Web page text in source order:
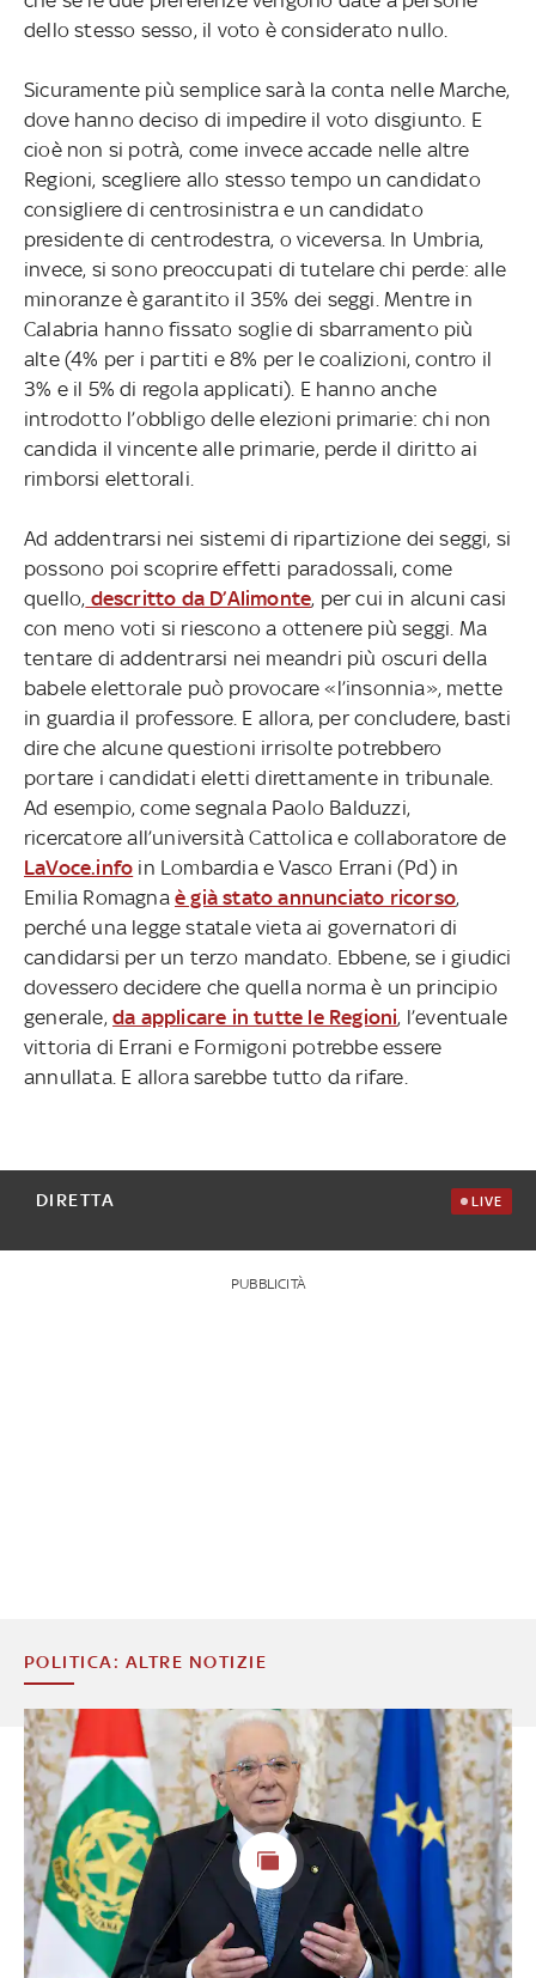
dello stesso sesso, il voto è considerato nullo.
Sicuramente più semplice sarà la conta nelle Marche,
dove hanno deciso di impedire il voto disgiunto. E
cioè non si potrà, come invece accade nelle altre
Regioni, scegliere allo stesso tempo un candidato
consigliere di centrosinistra e un candidato
presidente di centrodestra, o viceversa. In Umbria,
invece, si sono preoccupati di tutelare chi perde: alle
minoranze è garantito il 35% dei seggi. Mentre in
Calabria hanno fissato soglie di sbarramento più
alte (4% per i partiti e 8% per le coalizioni, contro il
3% e il 5% di regola applicati). E hanno anche
introdotto l’obbligo delle elezioni primarie: chi non
candida il vincente alle primarie, perde il diritto ai
rimborsi elettorali.
Ad addentrarsi nei sistemi di ripartizione dei seggi, si
possono poi scoprire effetti paradossali, come
quello, descritto da D’Alimonte, per cui in alcuni casi
con meno voti si riescono a ottenere più seggi. Ma
tentare di addentrarsi nei meandri più oscuri della
babele elettorale può provocare «l’insonnia», mette
in guardia il professore. E allora, per concludere, basti
dire che alcune questioni irrisolte potrebbero
portare i candidati eletti direttamente in tribunale.
Ad esempio, come segnala Paolo Balduzzi,
ricercatore all’università Cattolica e collaboratore de
LaVoce.info in Lombardia e Vasco Errani (Pd) in
Emilia Romagna è già stato annunciato ricorso,
perché una legge statale vieta ai governatori di
candidarsi per un terzo mandato. Ebbene, se i giudici
dovessero decidere che quella norma è un principio
generale, da applicare in tutte le Regioni, l’eventuale
vittoria di Errani e Formigoni potrebbe essere
annullata. E allora sarebbe tutto da rifare.
DIRETTA LIVE
PUBBLICITÀ
POLITICA: ALTRE NOTIZIE